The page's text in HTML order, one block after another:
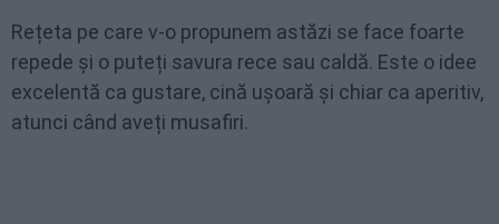
Rețeta pe care v-o propunem astăzi se face foarte
repede și o puteți savura rece sau caldă. Este o idee
excelentă ca gustare, cină ușoară și chiar ca aperitiv,
atunci când aveți musafiri.